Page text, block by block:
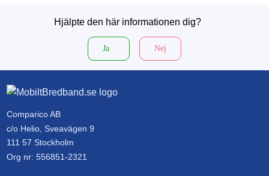
Hjälpte den här informationen dig?
Ja Nej
Comparico AB
c/o Helio, Sveavägen 9
111 57 Stockholm
Org nr: 556851-2321